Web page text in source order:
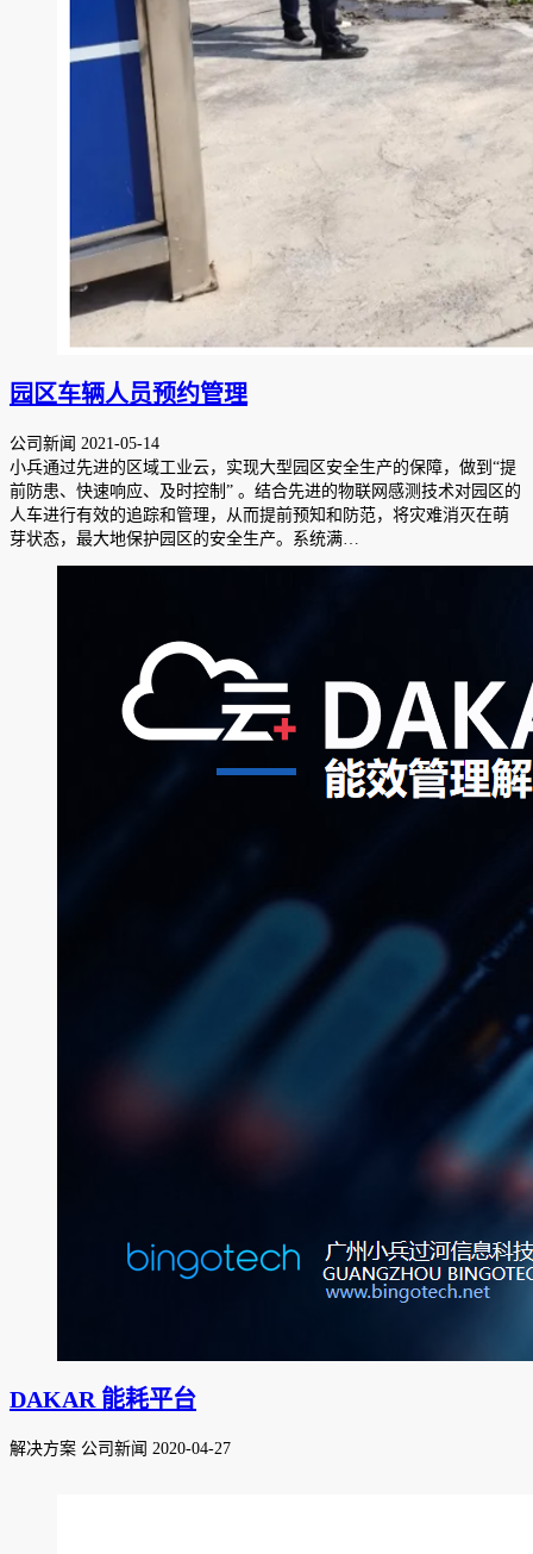
园区车辆人员预约管理
公司新闻 2021-05-14
小兵通过先进的区域工业云，实现大型园区安全生产的保障，做到“提
前防患、快速响应、及时控制” 。结合先进的物联网感测技术对园区的
人车进行有效的追踪和管理，从而提前预知和防范，将灾难消灭在萌
芽状态，最大地保护园区的安全生产。系统满…
DAKAR 能耗平台
解决方案 公司新闻 2020-04-27